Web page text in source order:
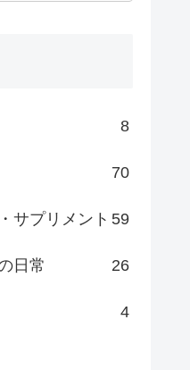
8
70
サプリメント 59
日常 26
4